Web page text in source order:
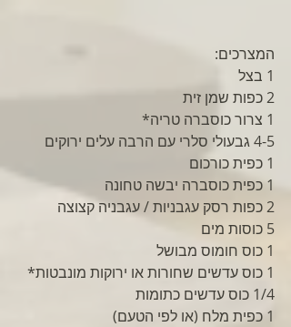
המצרכים:
1 בצל
2 כפות שמן זית
1 צרור כוסברה טריה*
4-5 גבעולי סלרי עם הרבה עלים ירוקים
1 כפית כורכום
1 כפית כוסברה יבשה טחונה
2 כפות רסק עגבניות / עגבניה קצוצה
5 כוסות מים
1 כוס חומוס מבושל
1 כוס עדשים שחורות או ירוקות מונבטות*
1/4 כוס עדשים כתומות
1 כפית מלח (או לפי הטעם)